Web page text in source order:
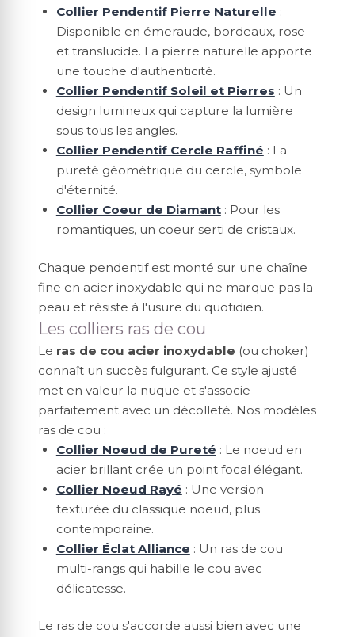
Collier Pendentif Pierre Naturelle :
Disponible en émeraude, bordeaux, rose
et translucide. La pierre naturelle apporte
une touche d'authenticité.
Collier Pendentif Soleil et Pierres : Un
design lumineux qui capture la lumière
sous tous les angles.
Collier Pendentif Cercle Raffiné : La
pureté géométrique du cercle, symbole
d'éternité.
Collier Coeur de Diamant: Pour les
romantiques, un coeur serti de cristaux.
Chaque pendentif est monté sur une chaîne
fine en acier inoxydable qui ne marque pas la
peau et résiste à l'usure du quotidien.
Les colliers ras de cou
Le ras de cou acier inoxydable (ou choker)
connaît un succès fulgurant. Ce style ajusté
met en valeur la nuque et s'associe
parfaitement avec un décolleté. Nos modèles
ras de cou :
Collier Noeud de Pureté : Le noeud en
acier brillant crée un point focal élégant.
Collier Noeud Rayé : Une version
texturée du classique noeud, plus
contemporaine.
Collier Éclat Alliance : Un ras de cou
multi-rangs qui habille le cou avec
délicatesse.
Le ras de cou s'accorde aussi bien avec une